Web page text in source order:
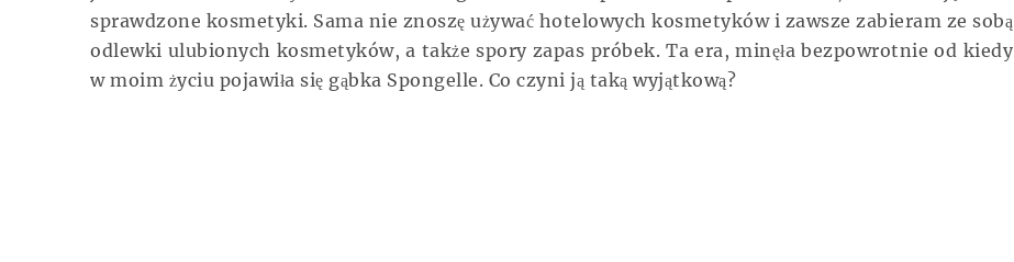
sprawdzone kosmetyki. Sama nie znoszę używać hotelowych kosmetyków i zawsze zabieram ze sobą
odlewki ulubionych kosmetyków, a także spory zapas próbek. Ta era,minęła bezpowrotnie od kiedy
w moim życiu pojawiła się gąbka Spongelle. Co czyni ją taką wyjątkową?